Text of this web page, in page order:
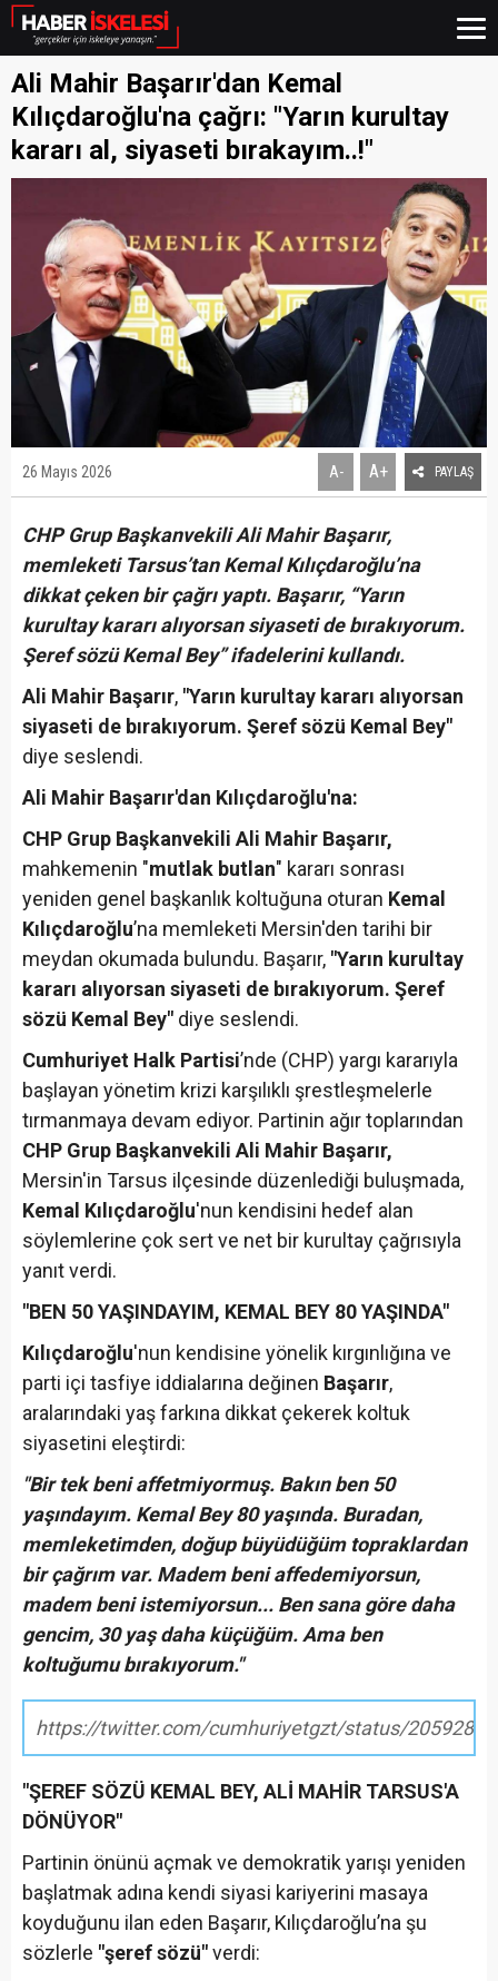
Ali Mahir Başarır'dan Kemal
Kılıçdaroğlu'na çağrı: "Yarın kurultay
kararı al, siyaseti bırakayım..!"
26 Mayıs 2026 A- A+ PAYLAŞ
CHP Grup Başkanvekili Ali Mahir Başarır,
memleketi Tarsus’tan Kemal Kılıçdaroğlu’na
dikkat çeken bir çağrı yaptı. Başarır, “Yarın
kurultay kararı alıyorsan siyaseti de bırakıyorum.
Şeref sözü Kemal Bey” ifadelerini kullandı.
Ali Mahir Başarır, "Yarın kurultay kararı alıyorsan
siyaseti de bırakıyorum. Şeref sözü Kemal Bey"
diye seslendi.
Ali Mahir Başarır'dan Kılıçdaroğlu'na:
CHP Grup Başkanvekili Ali Mahir Başarır,
mahkemenin "mutlak butlan" kararı sonrası
yeniden genel başkanlık koltuğuna oturan Kemal
Kılıçdaroğlu’na memleketi Mersin'den tarihi bir
meydan okumada bulundu. Başarır, "Yarın kurultay
kararı alıyorsan siyaseti de bırakıyorum. Şeref
sözü Kemal Bey" diye seslendi.
Cumhuriyet Halk Partisi’nde (CHP) yargı kararıyla
başlayan yönetim krizi karşılıklı şrestleşmelerle
tırmanmaya devam ediyor. Partinin ağır toplarından
CHP Grup Başkanvekili Ali Mahir Başarır,
Mersin'in Tarsus ilçesinde düzenlediği buluşmada,
Kemal Kılıçdaroğlu'nun kendisini hedef alan
söylemlerine çok sert ve net bir kurultay çağrısıyla
yanıt verdi.
"BEN 50 YAŞINDAYIM, KEMAL BEY 80 YAŞINDA"
Kılıçdaroğlu'nun kendisine yönelik kırgınlığına ve
parti içi tasfiye iddialarına değinen Başarır,
aralarındaki yaş farkına dikkat çekerek koltuk
siyasetini eleştirdi:
"Bir tek beni affetmiyormuş. Bakın ben 50
yaşındayım. Kemal Bey 80 yaşında. Buradan,
memleketimden, doğup büyüdüğüm topraklardan
bir çağrım var. Madem beni affedemiyorsun,
madem beni istemiyorsun... Ben sana göre daha
gencim, 30 yaş daha küçüğüm. Ama ben
koltuğumu bırakıyorum."
https://twitter.com/cumhuriyetgzt/status/
"ŞEREF SÖZÜ KEMAL BEY, ALİ MAHİR TARSUS'A
DÖNÜYOR"
Partinin önünü açmak ve demokratik yarışı yeniden
başlatmak adına kendi siyasi kariyerini masaya
koyduğunu ilan eden Başarır, Kılıçdaroğlu’na şu
sözlerle "şeref sözü"verdi: